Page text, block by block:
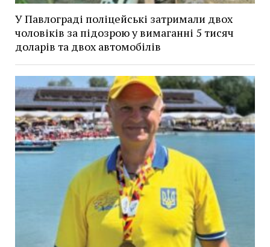
У Павлограді поліцейські затримали двох
чоловіків за підозрою у вимаганні 5 тисяч
доларів та двох автомобілів